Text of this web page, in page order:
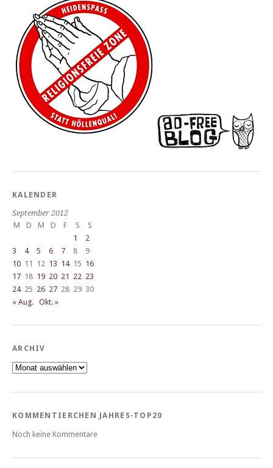
KALENDER
September 2012
M
D M D F S
S
1
2
3
4 5 6 7 8
9
10 11 12 13 14 15 16
17 18 19 20 21 22 23
24 25 26 27 28 29 30
« Aug. Okt. »
ARCHIV
Archiv
KOMMENTIERCHEN JAHRES-TOP20
Noch keine Kommentare